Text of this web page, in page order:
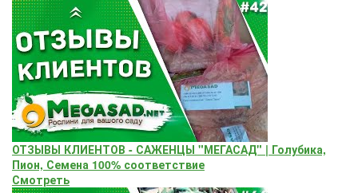
ОТЗЫВЫ КЛИЕНТОВ - САЖЕНЦЫ "МЕГАСАД" | Голубика,
Пион, Семена 100% соответствие
Смотреть